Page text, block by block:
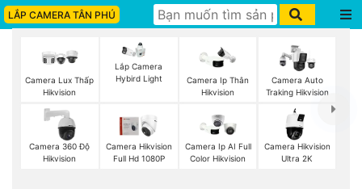
LẮP CAMERA TÂN PHÚ
Camera Lux Thấp
Hikvision
Lắp Camera
Hybird Light
Camera Ip Thân
Hikvision
Camera Auto
Traking Hikvision
Camera 360 Độ
Hikvision
Camera Hikvision
Full Hd 1080P
Camera Ip AI Full
Color Hikvision
Camera Hikvision
Ultra 2K